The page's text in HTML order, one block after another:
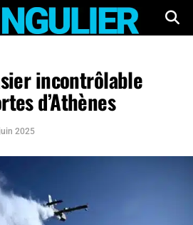
incontrôlable
d’Athènes
2025